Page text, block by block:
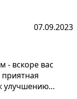
07.09.2023
- вскоре вас
улучшению